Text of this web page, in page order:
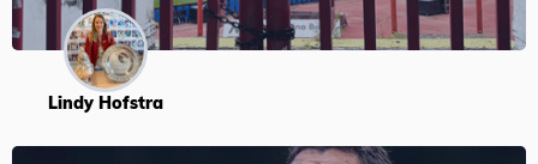
Lindy Hofstra